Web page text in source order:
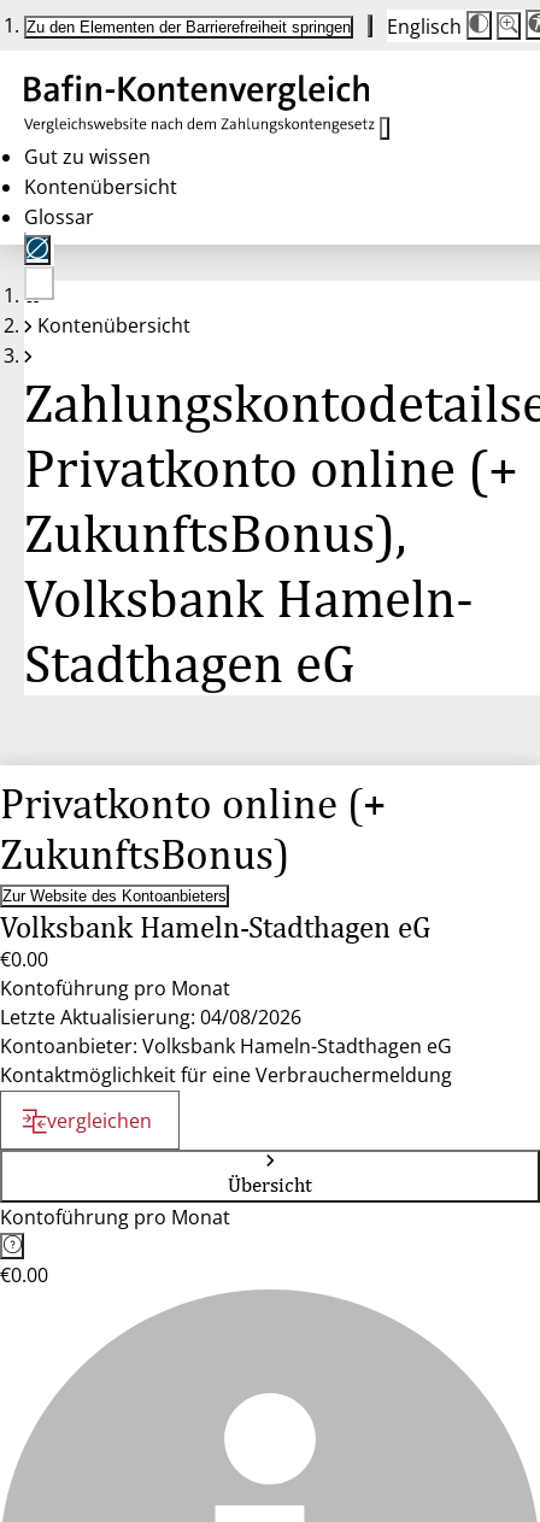
Zu den Elementen der Barrierefreiheit springen Englisch
Die
auf
100%
100%
Gut zu wissen
Kontenübersicht
Glossar
Keine
Konten
Kontenübersicht
Privatkonto online (+
ZukunftsBonus),
Volksbank Hameln-
Stadthagen eG
Privatkonto online (+
ZukunftsBonus)
Zur Website des Kontoanbieters
Volksbank Hameln-Stadthagen eG
€0.00
Kontoführung pro Monat
Letzte Aktualisierung: 04/08/2026
Kontoanbieter: Volksbank Hameln-Stadthagen eG
Kontaktmöglichkeit für eine Verbrauchermeldung
vergleichen
Übersicht
Kontoführung pro Monat
€0.00